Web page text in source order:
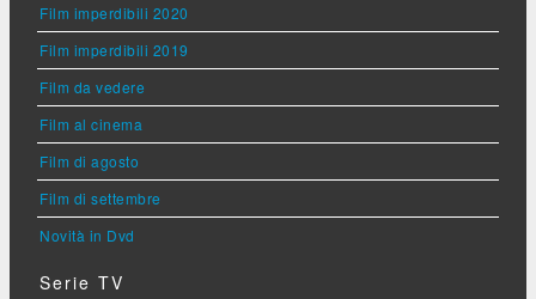
Film imperdibili 2020
Film imperdibili 2019
Film da vedere
Film al cinema
Film di agosto
Film di settembre
Novità in Dvd
Serie TV